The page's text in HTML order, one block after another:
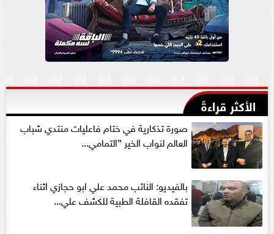
الأكثر قراءةً
صورة تذكارية في ختام فاعليات منتدي شباب
العالم لنواب الخير ”التمامي...
بالفيديو: النائب محمد علي ابو حجازي اثناء
تفقده القافلة الطبية للكشف علي...